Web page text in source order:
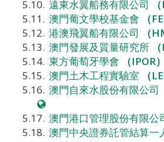
遠東水翼船務有限公司
澳門葡文學校基金會
（
港澳飛翼船有限公司
（
澳門發展及質量研究所
東方葡萄牙學會 （IPOR）
澳門土木工程實驗室 （
澳門自來水股份有限公司
網
站
澳門港口管理股份有限公
澳門中央證券託管結算一